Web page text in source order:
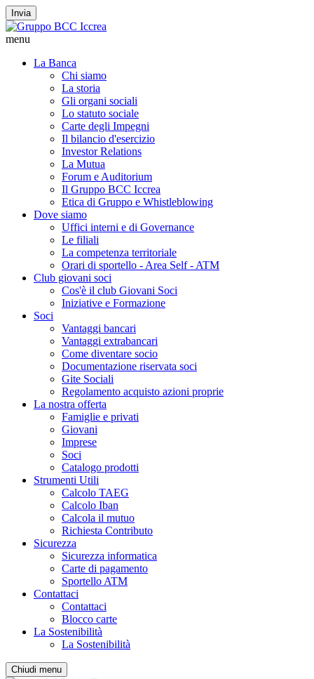
Invia
menu
La Banca
Chi siamo
La storia
Gli organi sociali
Lo statuto sociale
Carte degli Impegni
Il bilancio d'esercizio
Investor Relations
La Mutua
Forum e Auditorium
Il Gruppo BCC Iccrea
Etica di Gruppo e Whistleblowing
Dove siamo
Uffici interni e di Governance
Le filiali
La competenza territoriale
Orari di sportello - Area Self - ATM
Club giovani soci
Cos'è il club Giovani Soci
Iniziative e Formazione
Soci
Vantaggi bancari
Vantaggi extrabancari
Come diventare socio
Documentazione riservata soci
Gite Sociali
Regolamento acquisto azioni proprie
La nostra offerta
Famiglie e privati
Giovani
Imprese
Soci
Catalogo prodotti
Strumenti Utili
Calcolo TAEG
Calcolo Iban
Calcola il mutuo
Richiesta Contributo
Sicurezza
Sicurezza informatica
Carte di pagamento
Sportello ATM
Contattaci
Contattaci
Blocco carte
La Sostenibilità
La Sostenibilità
Chiudi menu